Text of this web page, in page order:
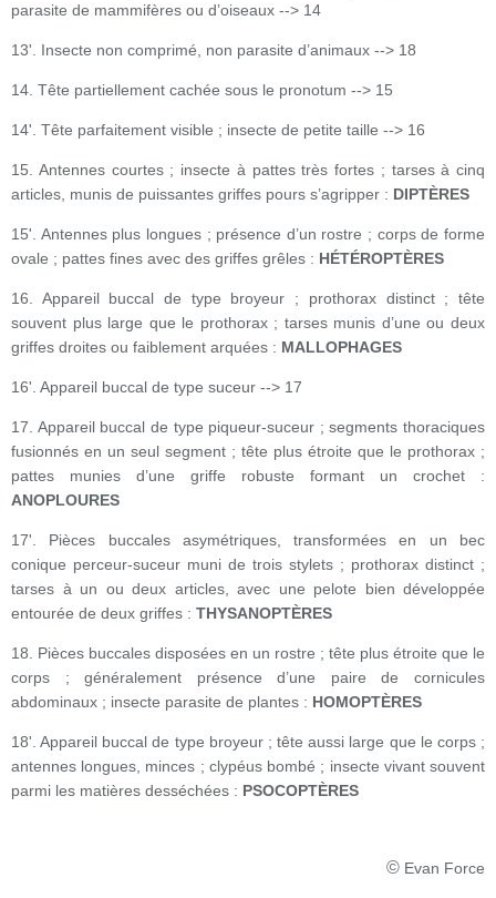
parasite de mammifères ou d’oiseaux --> 14
13'. Insecte non comprimé, non parasite d’animaux --> 18
14. Tête partiellement cachée sous le pronotum --> 15
14'. Tête parfaitement visible ; insecte de petite taille --> 16
15. Antennes courtes ; insecte à pattes très fortes ; tarses à cinq
articles, munis de puissantes griffes pours s’agripper : DIPTÈRES
15'. Antennes plus longues ; présence d’un rostre ; corps de forme
ovale ; pattes fines avec des griffes grêles : HÉTÉROPTÈRES
16. Appareil buccal de type broyeur ; prothorax distinct ; tête
souvent plus large que le prothorax ; tarses munis d’une ou deux
griffes droites ou faiblement arquées : MALLOPHAGES
16'. Appareil buccal de type suceur --> 17
17. Appareil buccal de type piqueur-suceur ; segments thoraciques
fusionnés en un seul segment ; tête plus étroite que le prothorax ;
pattes munies d’une griffe robuste formant un crochet :
ANOPLOURES
17'. Pièces buccales asymétriques, transformées en un bec
conique perceur-suceur muni de trois stylets ; prothorax distinct ;
tarses à un ou deux articles, avec une pelote bien développée
entourée de deux griffes : THYSANOPTÈRES
18. Pièces buccales disposées en un rostre ; tête plus étroite que le
corps ; généralement présence d’une paire de cornicules
abdominaux ; insecte parasite de plantes : HOMOPTÈRES
18'. Appareil buccal de type broyeur ; tête aussi large que le corps ;
antennes longues, minces ; clypéus bombé ; insecte vivant souvent
parmi les matières desséchées : PSOCOPTÈRES
© Evan Force